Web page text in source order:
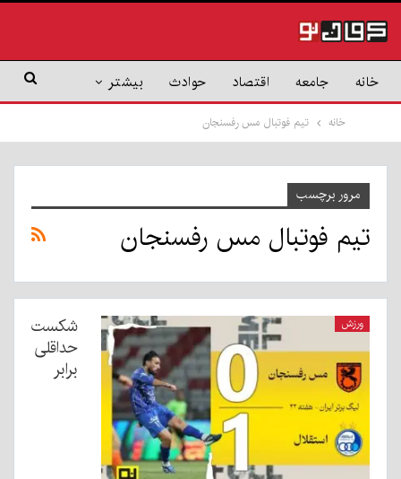
خانه جامعه اقتصاد حوادث بیشتر
خانه تیم فوتبال مس رفسنجان
مرور برچسب
تیم فوتبال مس رفسنجان
ورزش
شکست
حداقلی
برابر